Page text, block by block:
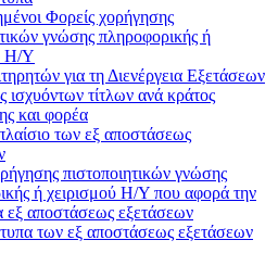
Φορείς χορήγησης
γνώσης πληροφορικής ή
Η/Υ
για τη Διενέργεια Εξετάσεων
ισχυόντων τίτλων ανά κράτος
και φορέα
των εξ αποστάσεως
πιστοποιητικών γνώσης
ή χειρισμού Η/Υ που αφορά την
εξ αποστάσεως εξετάσεων
των εξ αποστάσεως εξετάσεων